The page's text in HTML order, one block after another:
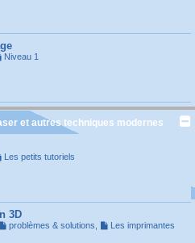
Niveau 1
et autres techniques modernes
Les petits tutoriels
3D
problèmes & solutions
Les imprimantes